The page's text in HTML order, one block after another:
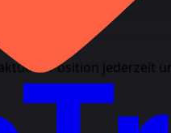
Position jederzeit